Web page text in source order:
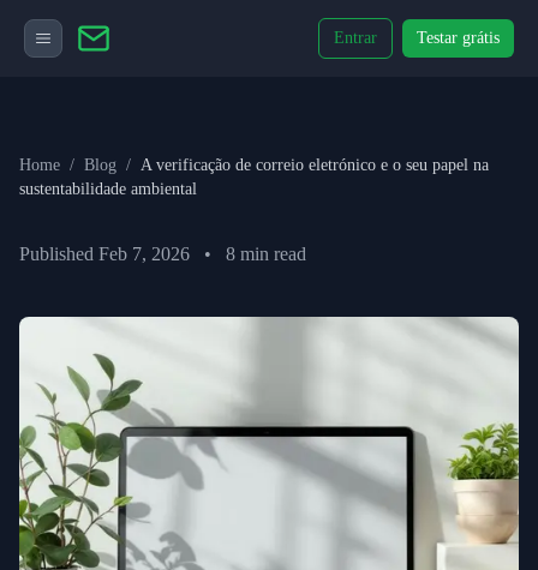
Entrar Testar grátis
Home / Blog / A verificação de correio eletrónico e o seu papel na
sustentabilidade ambiental
Published Feb 7, 2026 • 8 min read